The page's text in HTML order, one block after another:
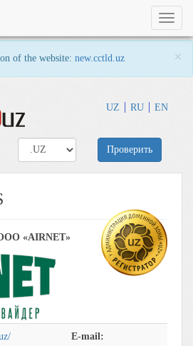
of the website: new.cctld.uz ×
UZ RU EN
Toggle
Проверить
«AIRNET»
E-mail: